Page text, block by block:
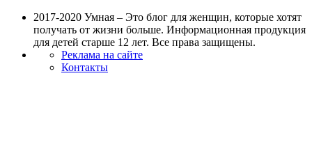
2017-2020 Умная – Это блог для женщин, которые хотят
получать от жизни больше. Информационная продукция
для детей старше 12 лет. Все права защищены.
Реклама на сайте
Контакты